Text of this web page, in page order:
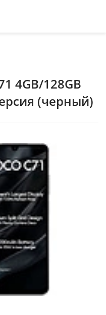
4GB/128GB
(черный)